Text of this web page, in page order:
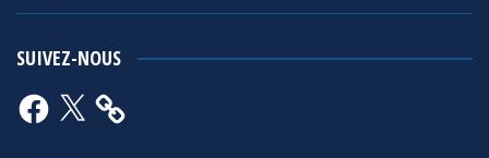
SUIVEZ-NOUS
Facebook
X